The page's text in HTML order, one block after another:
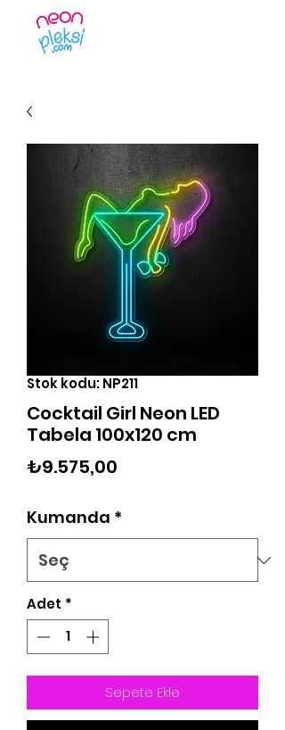
Stok kodu: NP211
Cocktail Girl Neon LED
Tabela 100x120 cm
₺9.575,00
Kumanda *
Adet *
Sepete Ekle